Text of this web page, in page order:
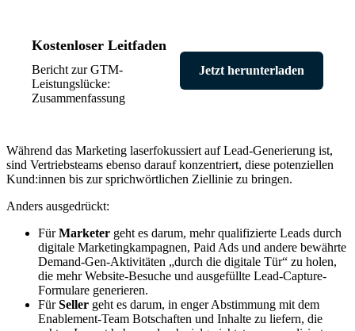
Kostenloser Leitfaden
Bericht zur GTM-
Leistungslücke:
Zusammenfassung
Jetzt herunterladen
Während das Marketing laserfokussiert auf Lead-Generierung ist,
sind Vertriebsteams ebenso darauf konzentriert, diese potenziellen
Kund:innen bis zur sprichwörtlichen Ziellinie zu bringen.
Anders ausgedrückt:
FürMarketer geht es darum, mehr qualifizierte Leads durch
digitale Marketingkampagnen, Paid Ads und andere bewährte
Demand-Gen-Aktivitäten „durch die digitale Tür“ zu holen,
die mehr Website-Besuche und ausgefüllte Lead-Capture-
Formulare generieren.
FürSeller geht es darum, in enger Abstimmung mit dem
Enablement-Team Botschaften und Inhalte zu liefern, die